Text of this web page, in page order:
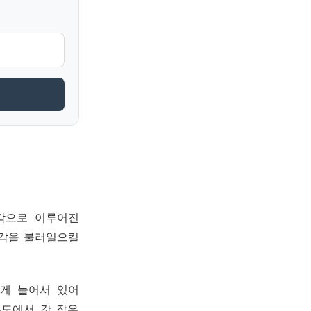
로 이루어진
을 불러일으킬
늘어서 있어